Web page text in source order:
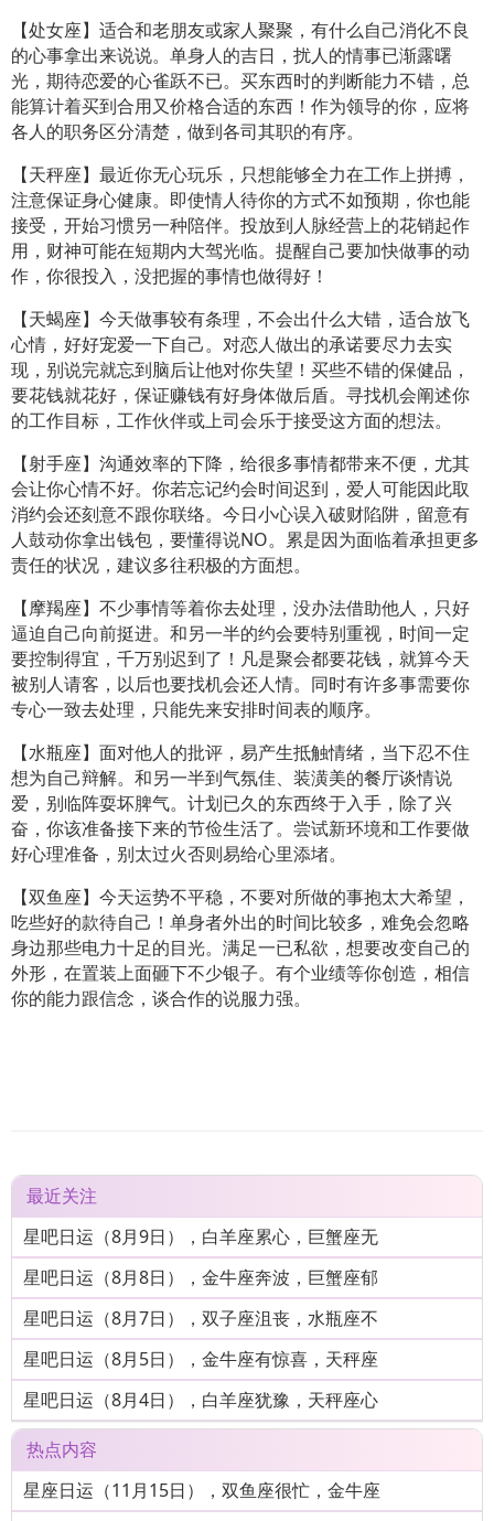
【处女座】适合和老朋友或家人聚聚，有什么自己消化不良
的心事拿出来说说。单身人的吉日，扰人的情事已渐露曙
光，期待恋爱的心雀跃不已。买东西时的判断能力不错，总
能算计着买到合用又价格合适的东西！作为领导的你，应将
各人的职务区分清楚，做到各司其职的有序。
【天秤座】最近你无心玩乐，只想能够全力在工作上拼搏，
注意保证身心健康。即使情人待你的方式不如预期，你也能
接受，开始习惯另一种陪伴。投放到人脉经营上的花销起作
用，财神可能在短期内大驾光临。提醒自己要加快做事的动
作，你很投入，没把握的事情也做得好！
【天蝎座】今天做事较有条理，不会出什么大错，适合放飞
心情，好好宠爱一下自己。对恋人做出的承诺要尽力去实
现，别说完就忘到脑后让他对你失望！买些不错的保健品，
要花钱就花好，保证赚钱有好身体做后盾。寻找机会阐述你
的工作目标，工作伙伴或上司会乐于接受这方面的想法。
【射手座】沟通效率的下降，给很多事情都带来不便，尤其
会让你心情不好。你若忘记约会时间迟到，爱人可能因此取
消约会还刻意不跟你联络。今日小心误入破财陷阱，留意有
人鼓动你拿出钱包，要懂得说NO。累是因为面临着承担更多
责任的状况，建议多往积极的方面想。
【摩羯座】不少事情等着你去处理，没办法借助他人，只好
逼迫自己向前挺进。和另一半的约会要特别重视，时间一定
要控制得宜，千万别迟到了！凡是聚会都要花钱，就算今天
被别人请客，以后也要找机会还人情。同时有许多事需要你
专心一致去处理，只能先来安排时间表的顺序。
【水瓶座】面对他人的批评，易产生抵触情绪，当下忍不住
想为自己辩解。和另一半到气氛佳、装潢美的餐厅谈情说
爱，别临阵耍坏脾气。计划已久的东西终于入手，除了兴
奋，你该准备接下来的节俭生活了。尝试新环境和工作要做
好心理准备，别太过火否则易给心里添堵。
【双鱼座】今天运势不平稳，不要对所做的事抱太大希望，
吃些好的款待自己！单身者外出的时间比较多，难免会忽略
身边那些电力十足的目光。满足一已私欲，想要改变自己的
外形，在置装上面砸下不少银子。有个业绩等你创造，相信
你的能力跟信念，谈合作的说服力强。
最近关注
星吧日运（8月9日），白羊座累心，巨蟹座无
星吧日运（8月8日），金牛座奔波，巨蟹座郁
星吧日运（8月7日），双子座沮丧，水瓶座不
星吧日运（8月5日），金牛座有惊喜，天秤座
星吧日运（8月4日），白羊座犹豫，天秤座心
热点内容
星座日运（11月15日），双鱼座很忙，金牛座